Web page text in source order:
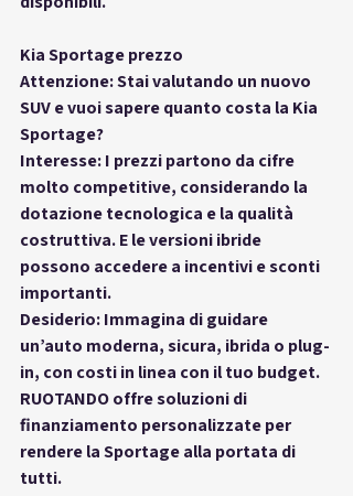
Kia Sportage prezzo
Attenzione: Stai valutando un nuovo
SUV e vuoi sapere quanto costa la Kia
Sportage?
Interesse: I prezzi partono da cifre
molto competitive, considerando la
dotazione tecnologica e la qualità
costruttiva. E le versioni ibride
possono accedere a incentivi e sconti
importanti.
Desiderio: Immagina di guidare
un’auto moderna, sicura, ibrida o plug-
in, con costi in linea con il tuo budget.
RUOTANDO offre soluzioni di
finanziamento personalizzate per
rendere la Sportage alla portata di
tutti.